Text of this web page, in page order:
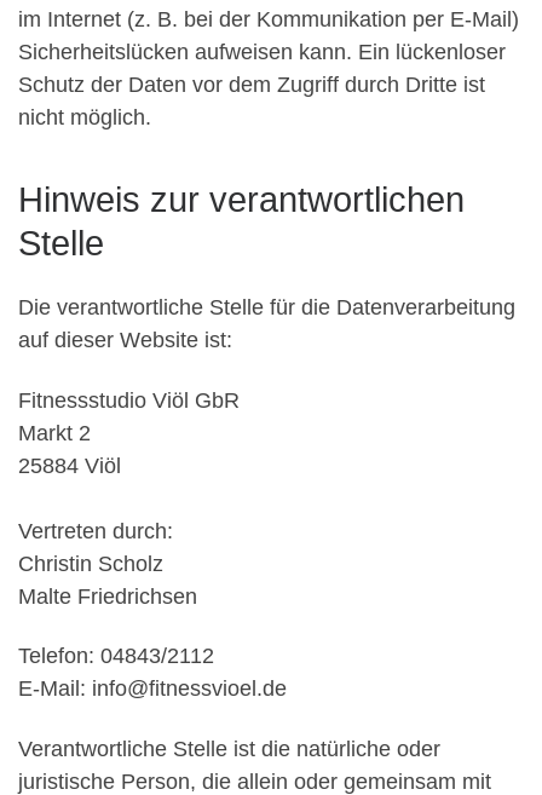
im Internet (z. B. bei der Kommunikation per E-Mail)
Sicherheitslücken aufweisen kann. Ein lückenloser
Schutz der Daten vor dem Zugriff durch Dritte ist
nicht möglich.
Hinweis zur verantwortlichen
Stelle
Die verantwortliche Stelle für die Datenverarbeitung
auf dieser Website ist:
Fitnessstudio Viöl GbR
Markt 2
25884 Viöl
Vertreten durch:
Christin Scholz
Malte Friedrichsen
Telefon: 04843/2112
E-Mail: info@fitnessvioel.de
Verantwortliche Stelle ist die natürliche oder
juristische Person, die allein oder gemeinsam mit